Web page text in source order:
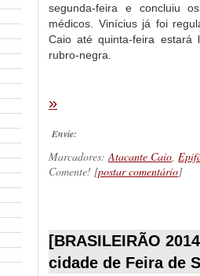
segunda-feira e concluiu
médicos. Vinícius já foi
Caio até quinta-feira estará
rubro-negra.
»
Envie:
Marcadores:Atacante Caio,
Comente! [postar comentário]
[BRASILEIRÃO
cidade de Feira de